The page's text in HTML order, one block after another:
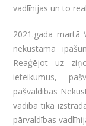
vadlīnijas un to
2021.gada martā
nekustamā
Reaģējot uz
ieteikumus,
pašvaldības
vadībā tika
pārvaldības